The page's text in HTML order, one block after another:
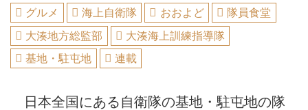
グルメ 海上自衛隊 おおよど
隊員食堂
大湊地方総監部
大湊海上訓練指導隊
基地・駐屯地
連載
日本全国にある自衛隊の基地・駐屯地の隊